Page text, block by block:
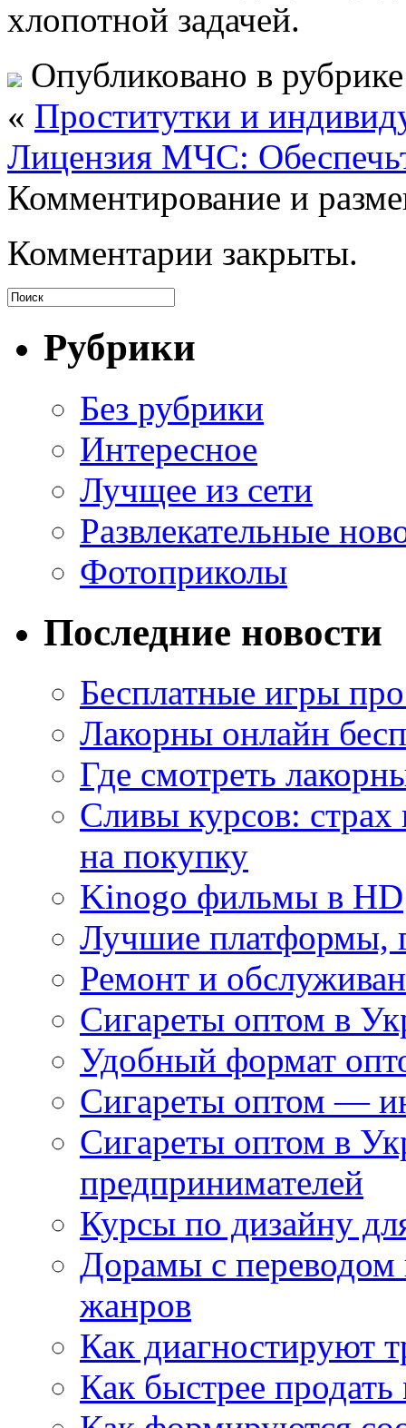
хлопотной задачей.
Опубликовано в
« Проститутки и
Лицензия МЧС:
Комментирование и
Комментарии закрыты.
Рубрики
Без рубрики
Интересное
Лучщее из сети
Развлекательные
Фотоприколы
Последние новости
Бесплатные игры
Лакорны онлайн
Где смотреть
Сливы курсов:
на покупку
Kinogo фильмы в HD
Лучшие платформы,
Ремонт и
Сигареты оптом в
Удобный формат
Сигареты оптом —
Сигареты оптом в
предпринимателей
Курсы по дизайну
Дорамы с переводом
жанров
Как диагностируют
Как быстрее